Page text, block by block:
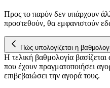
Προς το παρόν δεν υπάρχουν
προστεθούν, θα εμφανιστούν
Πώς υπολογίζεται η
Η τελική βαθμολογία βασίζεται
που έχουν πραγματοποιήσει
επιβεβαιώσει την αγορά τους.